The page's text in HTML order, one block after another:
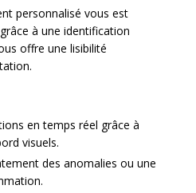
personnalisé vous est
à une identification
offre une lisibilité
en temps réel grâce à
visuels.
des anomalies ou une